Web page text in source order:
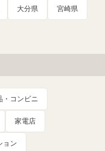
大分県 宮崎県
・コンビニ
家電店
ョン